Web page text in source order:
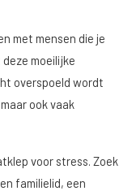
met mensen die je
moeilijke
overspoeld wordt
ook vaak
voor stress. Zoek
familielid, een